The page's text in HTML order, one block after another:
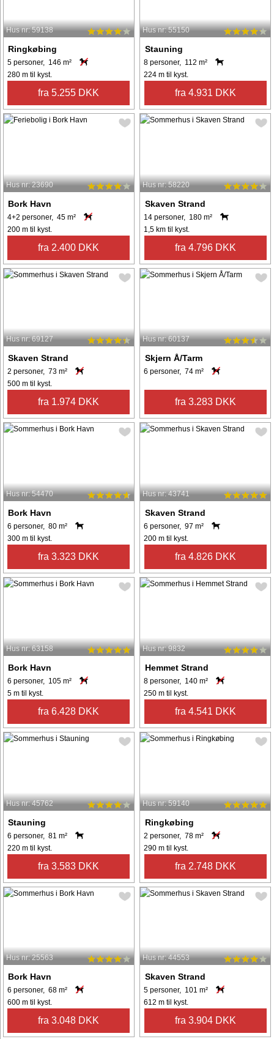
Hus nr: 59138
Ringkøbing
5 personer, 146 m²
280 m til kyst.
fra 5.255 DKK
Hus nr: 55150
Stauning
8 personer, 112 m²
224 m til kyst.
fra 4.931 DKK
Hus nr: 23690
Bork Havn
4+2 personer, 45 m²
200 m til kyst.
fra 2.400 DKK
Hus nr: 58220
Skaven Strand
14 personer, 180 m²
1,5 km til kyst.
fra 4.796 DKK
Hus nr: 69127
Skaven Strand
2 personer, 73 m²
500 m til kyst.
fra 1.974 DKK
Hus nr: 60137
Skjern Å/Tarm
6 personer, 74 m²
fra 3.283 DKK
Hus nr: 54470
Bork Havn
6 personer, 80 m²
300 m til kyst.
fra 3.323 DKK
Hus nr: 43741
Skaven Strand
6 personer, 97 m²
200 m til kyst.
fra 4.826 DKK
Hus nr: 63158
Bork Havn
6 personer, 105 m²
5 m til kyst.
fra 6.428 DKK
Hus nr: 9832
Hemmet Strand
8 personer, 140 m²
250 m til kyst.
fra 4.541 DKK
Hus nr: 45762
Stauning
6 personer, 81 m²
220 m til kyst.
fra 3.583 DKK
Hus nr: 59140
Ringkøbing
2 personer, 78 m²
290 m til kyst.
fra 2.748 DKK
Hus nr: 25563
Bork Havn
6 personer, 68 m²
600 m til kyst.
fra 3.048 DKK
Hus nr: 44553
Skaven Strand
5 personer, 101 m²
612 m til kyst.
fra 3.904 DKK